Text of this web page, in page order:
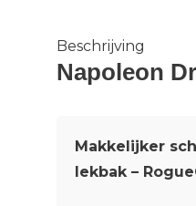
Beschrijving
Napoleon
Makkelijker
lekbak –